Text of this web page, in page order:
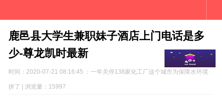
鹿邑县大学生兼职妹子酒店上门电话是多
少-尊龙凯时最新
时间：2020-07-21 08:16:45 ：一年关停138家化工厂这个城市为保障水环境
拼了 | 浏览量：15997